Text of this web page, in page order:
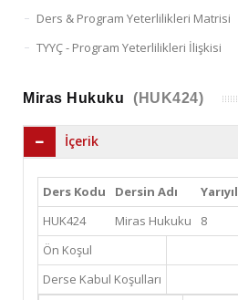
Ders & Program Yeterlilikleri Matrisi
TYYÇ - Program Yeterlilikleri İlişkisi
Miras Hukuku (HUK424)
İçerik
Ders Kodu Dersin Adı Yarıyıl
HUK424
Miras Hukuku 8
Ön Koşul
Derse Kabul Koşulları